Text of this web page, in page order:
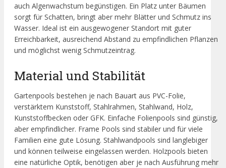
auch Algenwachstum begünstigen. Ein Platz unter Bäumen
sorgt für Schatten, bringt aber mehr Blätter und Schmutz ins
Wasser. Ideal ist ein ausgewogener Standort mit guter
Erreichbarkeit, ausreichend Abstand zu empfindlichen Pflanzen
und möglichst wenig Schmutzeintrag.
Material und Stabilität
Gartenpools bestehen je nach Bauart aus PVC-Folie,
verstärktem Kunststoff, Stahlrahmen, Stahlwand, Holz,
Kunststoffbecken oder GFK. Einfache Folienpools sind günstig,
aber empfindlicher. Frame Pools sind stabiler und für viele
Familien eine gute Lösung. Stahlwandpools sind langlebiger
und können teilweise eingelassen werden. Holzpools bieten
eine natürliche Optik, benötigen aber je nach Ausführung mehr